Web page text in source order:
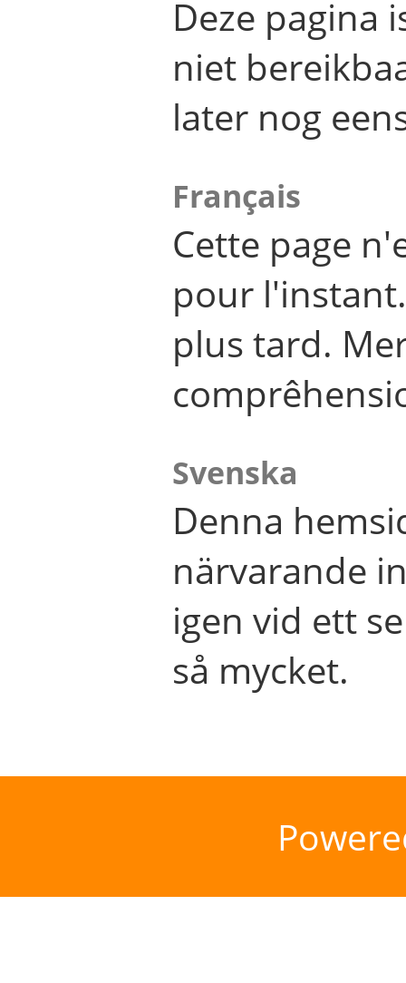
Deze pagina
niet
later nog
Français
Cette page
pour
plus tard.
Svenska
Denna
närvarande
igen vid ett
så mycket.